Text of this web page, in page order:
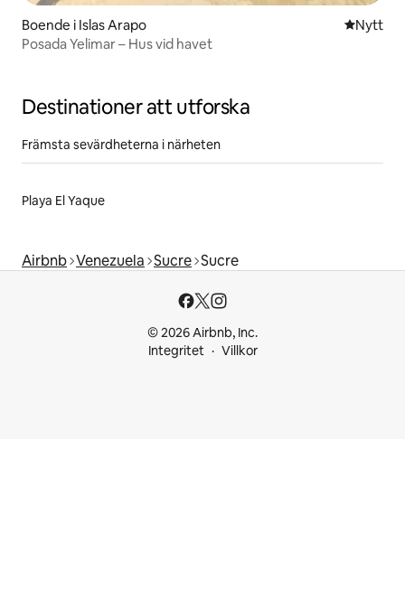
Boende i Islas Arapo NyttNytt
Posada Yelimar – Hus vid havet
Destinationer att utforska
Främsta sevärdheterna i närheten
Playa El Yaque
Airbnb Venezuela Sucre Sucre
© 2026 Airbnb, Inc.
Integritet
Villkor